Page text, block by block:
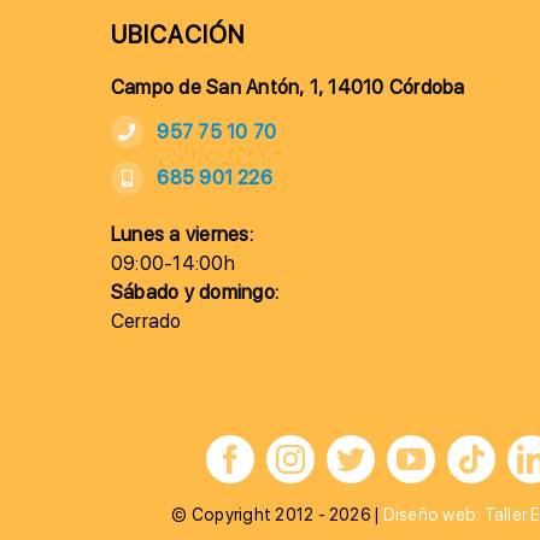
UBICACIÓN
Campo de San Antón, 1, 14010 Córdoba
957 75 10 70
685 901 226
Lunes a viernes:
09:00-14:00h
Sábado y domingo:
Cerrado
© Copyright 2012 - 2026 | Diseño web: Taller